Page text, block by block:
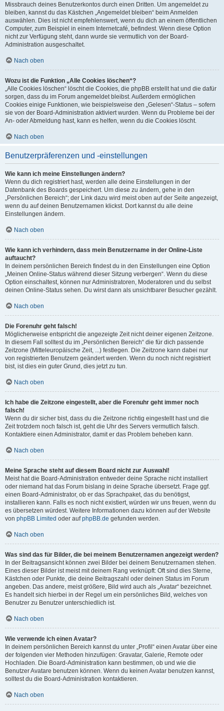
Missbrauch deines Benutzerkontos durch einen Dritten. Um angemeldet zu
bleiben, kannst du das Kästchen „Angemeldet bleiben“ beim Anmelden
auswählen. Dies ist nicht empfehlenswert, wenn du dich an einem öffentlichen
Computer, zum Beispiel in einem Internetcafé, befindest. Wenn diese Option
nicht zur Verfügung steht, dann wurde sie vermutlich von der Board-
Administration ausgeschaltet.
Nach oben
Wozu ist die Funktion „Alle Cookies löschen“?
„Alle Cookies löschen“ löscht die Cookies, die phpBB erstellt hat und die dafür
sorgen, dass du im Forum angemeldet bleibst. Außerdem ermöglichen
Cookies einige Funktionen, wie beispielsweise den „Gelesen“-Status – sofern
sie von der Board-Administration aktiviert wurden. Wenn du Probleme bei der
An- oder Abmeldung hast, kann es helfen, wenn du die Cookies löscht.
Nach oben
Benutzerpräferenzen und -einstellungen
Wie kann ich meine Einstellungen ändern?
Wenn du dich registriert hast, werden alle deine Einstellungen in der
Datenbank des Boards gespeichert. Um diese zu ändern, gehe in den
„Persönlichen Bereich“; der Link dazu wird meist oben auf der Seite angezeigt,
wenn du auf deinen Benutzernamen klickst. Dort kannst du alle deine
Einstellungen ändern.
Nach oben
Wie kann ich verhindern, dass mein Benutzername in der Online-Liste
auftaucht?
In deinem persönlichen Bereich findest du in den Einstellungen eine Option
„Meinen Online-Status während dieser Sitzung verbergen“. Wenn du diese
Option einschaltest, können nur Administratoren, Moderatoren und du selbst
deinen Online-Status sehen. Du wirst dann als unsichtbarer Besucher gezählt.
Nach oben
Die Forenuhr geht falsch!
Möglicherweise entspricht die angezeigte Zeit nicht deiner eigenen Zeitzone.
In diesem Fall solltest du im „Persönlichen Bereich“ die für dich passende
Zeitzone (Mitteleuropäische Zeit, ...) festlegen. Die Zeitzone kann dabei nur
von registrierten Benutzern geändert werden. Wenn du noch nicht registriert
bist, ist dies ein guter Grund, dies jetzt zu tun.
Nach oben
Ich habe die Zeitzone eingestellt, aber die Forenuhr geht immer noch
falsch!
Wenn du dir sicher bist, dass du die Zeitzone richtig eingestellt hast und die
Zeit trotzdem noch falsch ist, geht die Uhr des Servers vermutlich falsch.
Kontaktiere einen Administrator, damit er das Problem beheben kann.
Nach oben
Meine Sprache steht auf diesem Board nicht zur Auswahl!
Meist hat die Board-Administration entweder deine Sprache nicht installiert
oder niemand hat das Forum bislang in deine Sprache übersetzt. Frage ggf.
einen Board-Administrator, ob er das Sprachpaket, das du benötigst,
installieren kann. Falls es noch nicht existiert, würden wir uns freuen, wenn du
es übersetzen würdest. Weitere Informationen dazu können auf der Website
von phpBB Limited oder aufphpBB.de gefunden werden.
Nach oben
Was sind das für Bilder, die bei meinem Benutzernamen angezeigt werden?
In der Beitragsansicht können zwei Bilder bei deinem Benutzernamen stehen.
Eines dieser Bilder ist meist mit deinem Rang verknüpft: Oft sind dies Sterne,
Kästchen oder Punkte, die deine Beitragszahl oder deinen Status im Forum
angeben. Das andere, meist größere, Bild wird auch als „Avatar“ bezeichnet.
Es handelt sich hierbei in der Regel um ein persönliches Bild, welches von
Benutzer zu Benutzer unterschiedlich ist.
Nach oben
Wie verwende ich einen Avatar?
In deinem persönlichen Bereich kannst du unter „Profil“ einen Avatar über eine
der folgenden vier Methoden hinzufügen: Gravatar, Galerie, Remote oder
Hochladen. Die Board-Administration kann bestimmen, ob und wie die
Benutzer Avatare benutzen können. Wenn du keinen Avatar benutzen kannst,
solltest du die Board-Administration kontaktieren.
Nach oben